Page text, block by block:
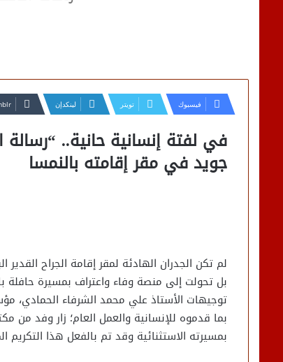
فيسبوك تويتر لينكدإن
في لفتة إنسانية حانية..
جويد في مقر إقامته بالنمسا
لم تكن الجدران الهادئة لمقر إقامة الجراح
بل تحولت إلى منصة وفاء واعتراف بمسيرة حافلة
توجيهات الأستاذ علي محمد الشرفاء الحمادي،
بما قدموه للإنسانية والعمل العام؛ زار وفد من
بمسيرته الاستثنائية وقد تم بالفعل هذا التكريم